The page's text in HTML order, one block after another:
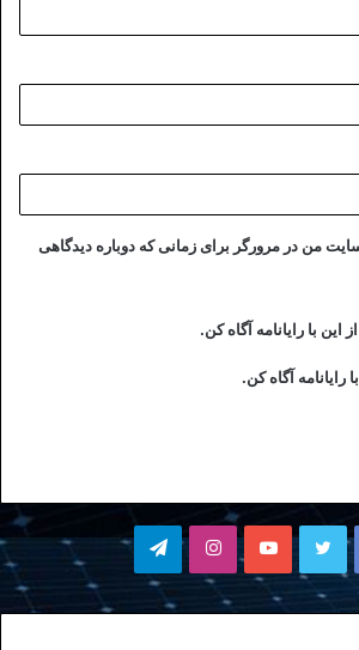
من در مرورگر برای زمانی که دوباره دیدگاهی
این با رایانامه آگاه کن.
رایانامه آگاه کن.
توییتر یوتیوباینستاگرام
تلگرام